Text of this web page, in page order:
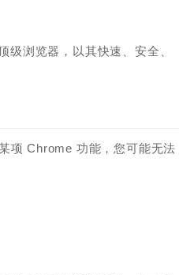
浏览器，以其快速、安全、
项 Chrome 功能，您可能无法